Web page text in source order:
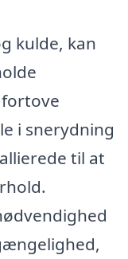
kulde, kan
i snerydning
til at